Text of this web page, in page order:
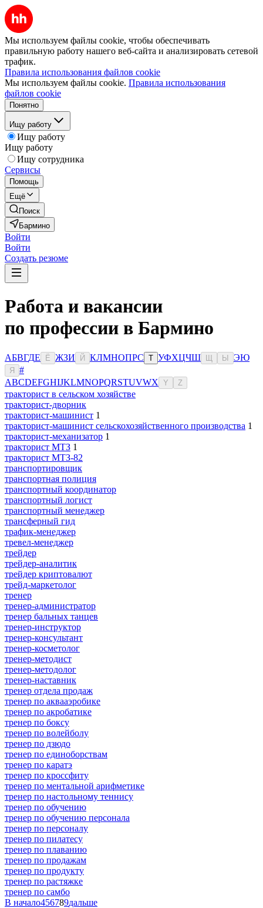
Мы используем файлы cookie, чтобы обеспечивать
правильную работу нашего веб-сайта и анализировать сетевой
трафик.
Правила использования файлов cookie
Мы используем файлы cookie. Правила использования
файлов cookie
Понятно
Ищу работу
Ищу работу
Ищу работу
Ищу сотрудника
Сервисы
Помощь
Ещё
Поиск
Бармино
Войти
Войти
Создать резюме
Работа и вакансии
по профессии в Бармино
АБВГДЕ Ё ЖЗИ Й КЛМНОПРС Т УФХЦЧШ Ы ЭЮ
Я
#
ABCDEFGHIJKLMNOPQRSTUVWX Y Z
тракторист в сельском хозяйстве
тракторист-дворник
тракторист-машинист 1
тракторист-машинист сельскохозяйственного производства 1
тракторист-механизатор 1
тракторист МТЗ 1
тракторист МТЗ-82
транспортировщик
транспортная полиция
транспортный координатор
транспортный логист
транспортный менеджер
трансферный гид
трафик-менеджер
тревел-менеджер
трейдер
трейдер-аналитик
трейдер криптовалют
трейд-маркетолог
тренер
тренер-администратор
тренер бальных танцев
тренер-инструктор
тренер-консультант
тренер-косметолог
тренер-методист
тренер-методолог
тренер-наставник
тренер отдела продаж
тренер по аквааэробике
тренер по акробатике
тренер по боксу
тренер по волейболу
тренер по дзюдо
тренер по единоборствам
тренер по каратэ
тренер по кроссфиту
тренер по ментальной арифметике
тренер по настольному теннису
тренер по обучению
тренер по обучению персонала
тренер по персоналу
тренер по пилатесу
тренер по плаванию
тренер по продажам
тренер по продукту
тренер по растяжке
тренер по самбо
В начало456789дальше